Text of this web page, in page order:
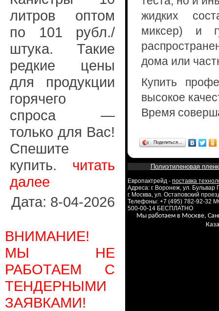
литров оптом
по 101 рубл./
штука. Такие
редкие цены
для продукции
горячего
спроса —
только для Вас!
Спешите
купить. читать
далее
Дата: 8-04-2026
ВНИМАНИЕ!
МЫ НЕ
РАБОТАЕМ С
ТЕНДЕРНЫМИ
ЗАЯВКАМИ!
жидких
миксер) и
дома или
Купить
высокое
Время
Поделиться…
Полиэтиленовая
Европактрейд - поставка
Адреса: г. Воронеж, ул.
г. Москва, ул. Остаповский
Телефоны: +7 (495) 782-92-32
500-00-14 БЕСПЛАТНО
Мы работаем в Москве,